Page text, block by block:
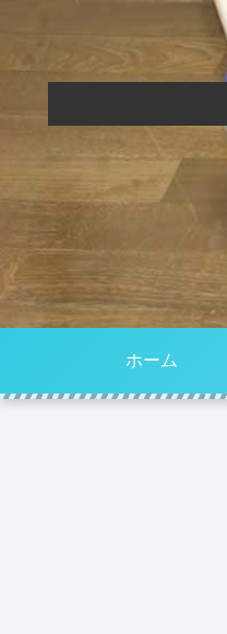
ホーム